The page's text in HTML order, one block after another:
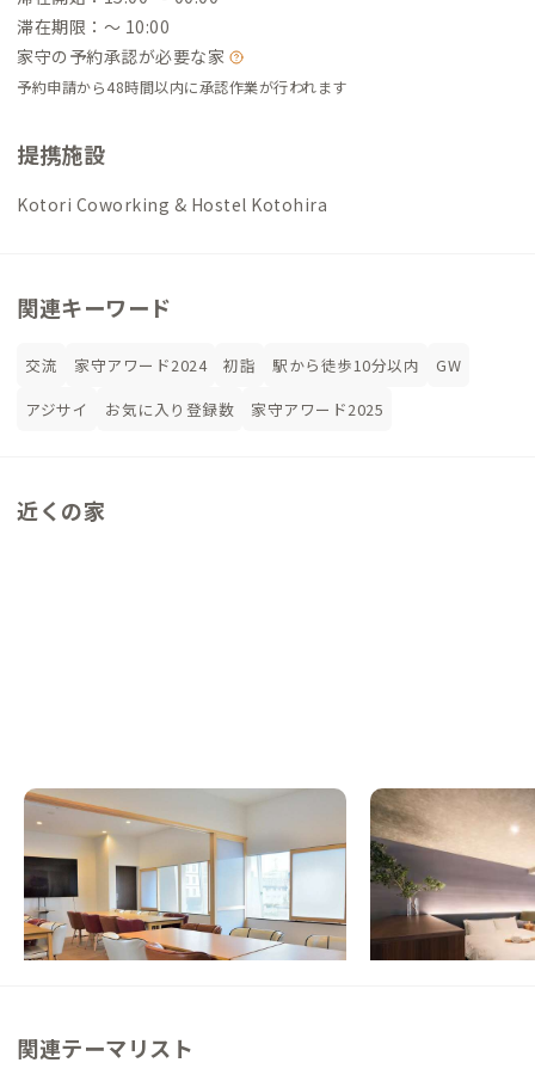
滞在期限：〜 10:00
家守の予約承認が必要な家
予約申請から48時間以内に承認作業が行われます
提携施設
Kotori Coworking & Hostel Kotohira
関連キーワード
交流 家守アワード2024 初詣 駅から徒歩10分以内
GW
アジサイ
お気に入り登録数 家守アワード2025
近くの家
琴平B邸
香川県 ホテル/旅館
【金刀比羅宮徒歩圏・提携施設利用可】まち
の暮らしに溶け込む町家ステイ
この家からの距離 0km
琴平D邸
香川県 ホテル/旅館
【まるっと貸切専用
空き店舗をリノベー
した高級感あるお宿
この家からの距離 0km
関連テーマリスト